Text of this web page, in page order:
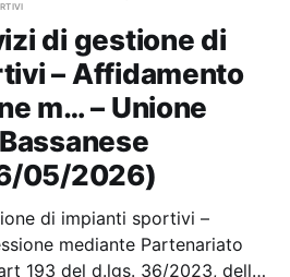
di gestione di
– Affidamento
m… – Unione
05/2026)
di impianti sportivi –
mediante Partenariato
193 del d.lgs. 36/2023, della